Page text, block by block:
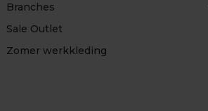
Branches
Sale Outlet
Zomer werkkleding